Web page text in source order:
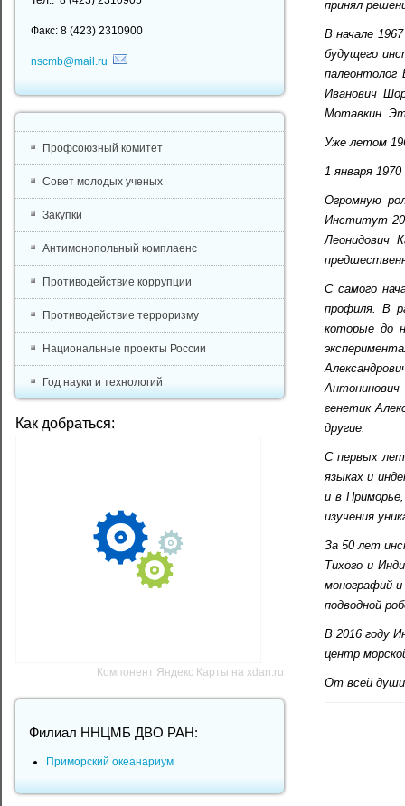
принял
В начале
будущего
Иванович
Мотавкин.
Уже летом
1 января
Огромную
Институт 20
Леонидович
С самого
профиля. В
которые до
Антонинович
генетик
другие.
С первых лет
языках и
и в
изучения
За 50 лет
Тихого и
монографий
подводной
В 2016 году
центр
От всей души
Факс: 8 (423) 2310900
nscmb@mail.ru
Профсоюзный комитет
Совет молодых ученых
Закупки
Антимонопольный комплаенс
Противодействие коррупции
Противодействие терроризму
Национальные проекты России
Год науки и технологий
Как добраться:
Компонент Яндекс Карты на xdan.ru
Филиал ННЦМБ ДВО РАН:
Приморский океанариум